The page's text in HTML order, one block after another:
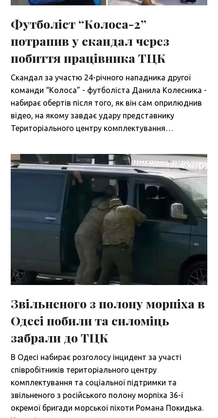
Футболіст “Колоса-2”
потрапив у скандал через
побиття працівника ТЦК
Скандал за участю 24-річного нападника другої
команди “Колоса” - футболіста Данила Колесника -
набирає обертів після того, як він сам оприлюднив
відео, на якому завдає удару представнику
Територіального центру комплектування…
Звільненого з полону морпіха в
Одесі побили та силоміць
забрали до ТЦК
В Одесі набирає розголосу інцидент за участі
співробітників територіального центру
комплектування та соціальної підтримки та
звільненого з російського полону морпіха 36-ї
окремої бригади морської піхоти Романа Покидька.